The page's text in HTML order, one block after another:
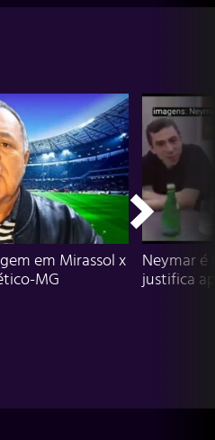
em Mirassol x
MG
Neymar é
justifica